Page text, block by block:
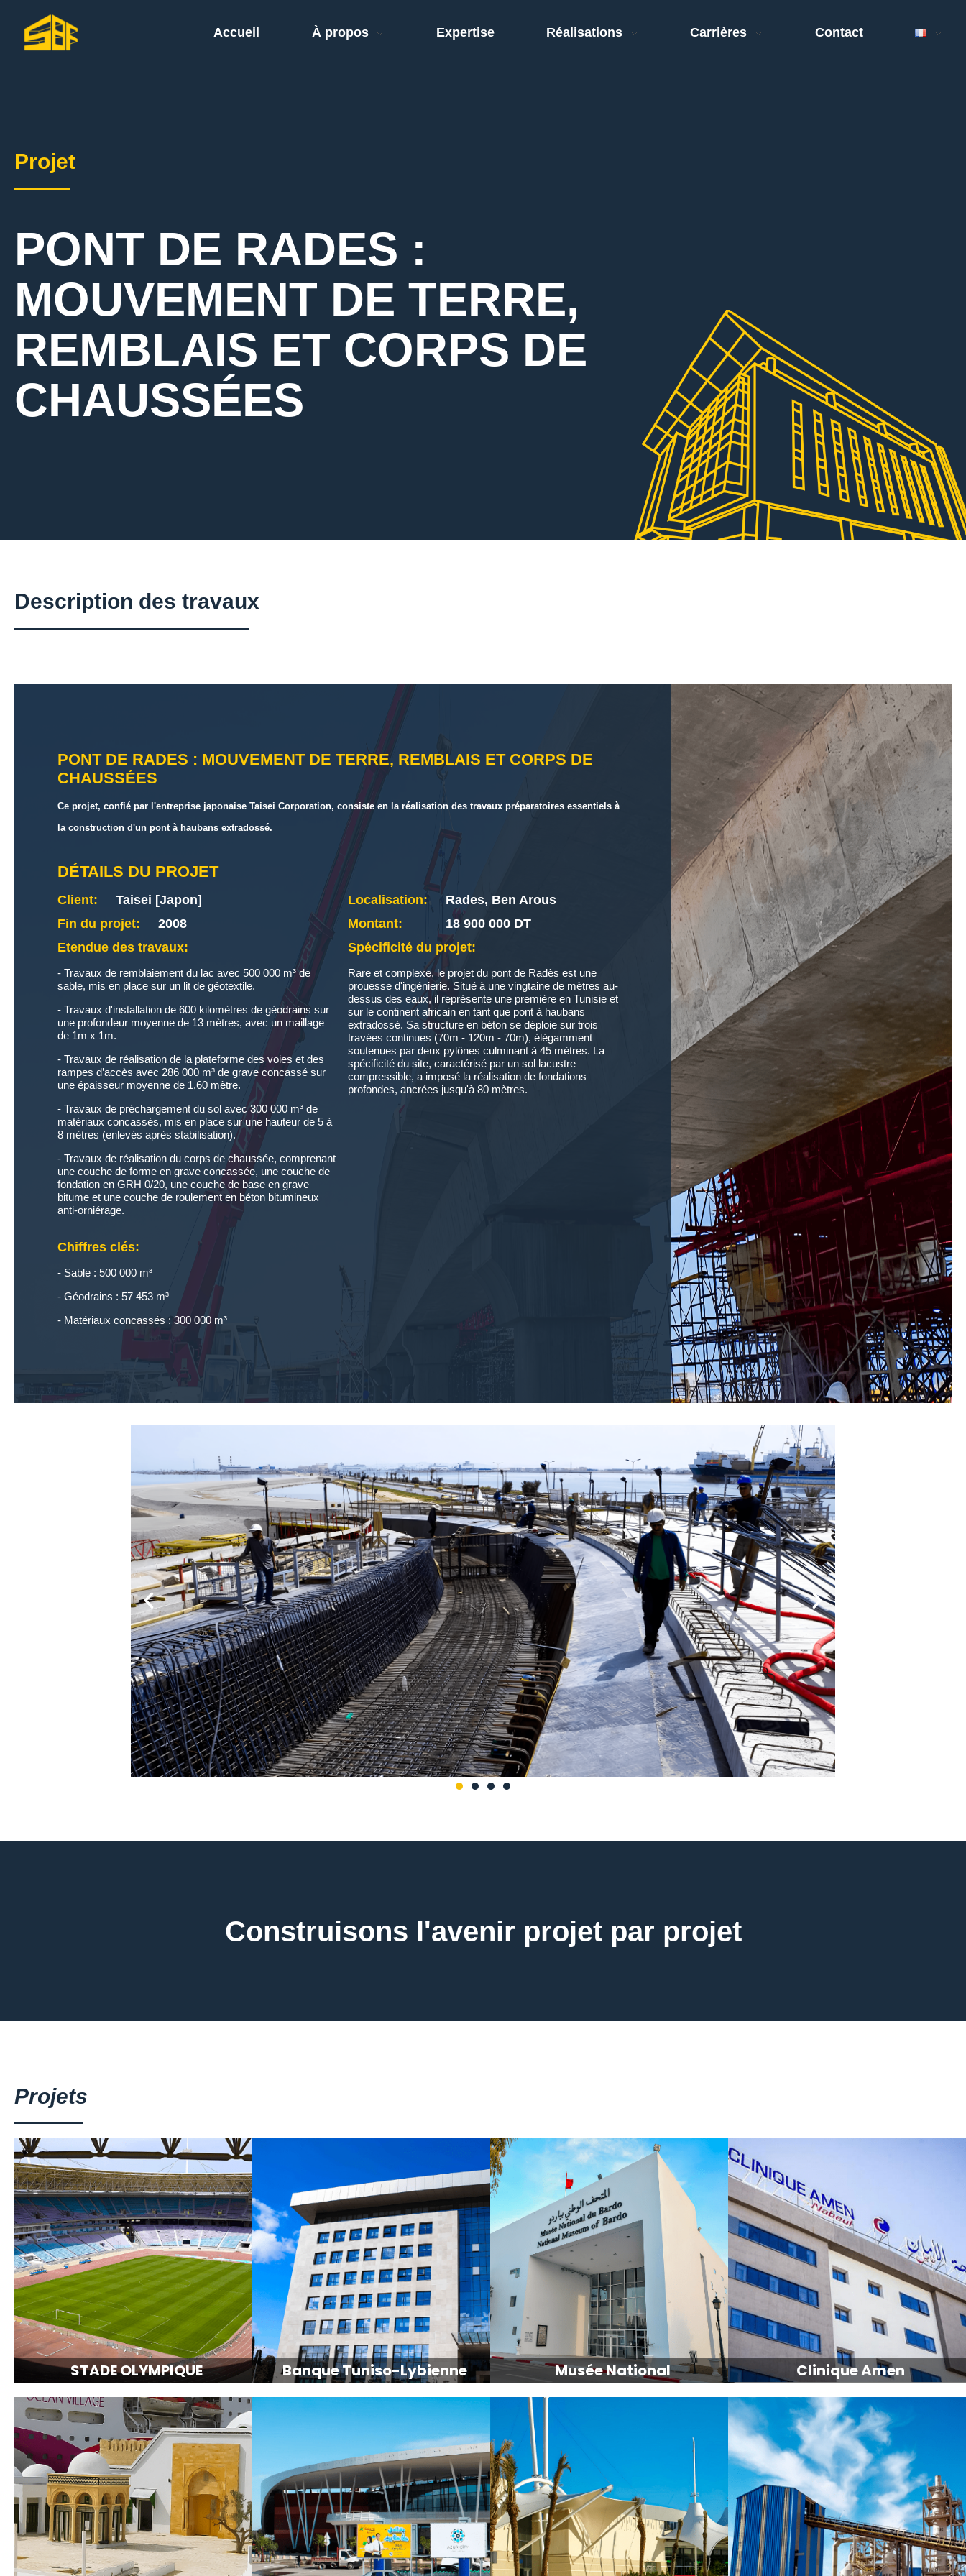
Accueil À propos Expertise Réalisations Carrières Contact
Projet
PONT DE RADES :
MOUVEMENT DE TERRE,
REMBLAIS ET CORPS DE
CHAUSSÉES
Description des travaux
PONT DE RADES : MOUVEMENT DE TERRE, REMBLAIS ET CORPS DE
CHAUSSÉES
Ce projet, confié par l'entreprise japonaise Taisei Corporation, consiste en la réalisation des travaux préparatoires essentiels à
la construction d'un pont à haubans extradossé.
DÉTAILS DU PROJET
Client: Taisei [Japon] Localisation:
Rades, Ben Arous
Fin du projet:
2008 Montant:
18 900 000 DT
Etendue des travaux:
- Travaux de remblaiement du lac avec 500 000 m³ de
sable, mis en place sur un lit de géotextile.
- Travaux d'installation de 600 kilomètres de géodrains sur
une profondeur moyenne de 13 mètres, avec un maillage
de 1m x 1m.
- Travaux de réalisation de la plateforme des voies et des
rampes d’accès avec 286 000 m³ de grave concassé sur
une épaisseur moyenne de 1,60 mètre.
- Travaux de préchargement du sol avec 300 000 m³ de
matériaux concassés, mis en place sur une hauteur de 5 à
8 mètres (enlevés après stabilisation).
- Travaux de réalisation du corps de chaussée, comprenant
une couche de forme en grave concassée, une couche de
fondation en GRH 0/20, une couche de base en grave
bitume et une couche de roulement en béton bitumineux
anti-orniérage.
Spécificité du projet:
Rare et complexe, le projet du pont de Radès est une
prouesse d'ingénierie. Situé à une vingtaine de mètres au-
dessus des eaux, il représente une première en Tunisie et
sur le continent africain en tant que pont à haubans
extradossé. Sa structure en béton se déploie sur trois
travées continues (70m - 120m - 70m), élégamment
soutenues par deux pylônes culminant à 45 mètres. La
spécificité du site, caractérisé par un sol lacustre
compressible, a imposé la réalisation de fondations
profondes, ancrées jusqu'à 80 mètres.
Chiffres clés:
- Sable : 500 000 m³
- Géodrains : 57 453 m³
- Matériaux concassés : 300 000 m³
Construisons l'avenir projet par projet
Projets
STADE OLYMPIQUE Banque Tuniso-Lybienne Musée National Clinique Amen